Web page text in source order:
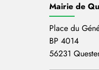
Mairie de
Place du
BP 4014
56231